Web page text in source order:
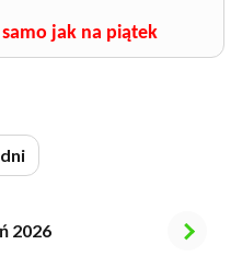
jak na piątek
2026